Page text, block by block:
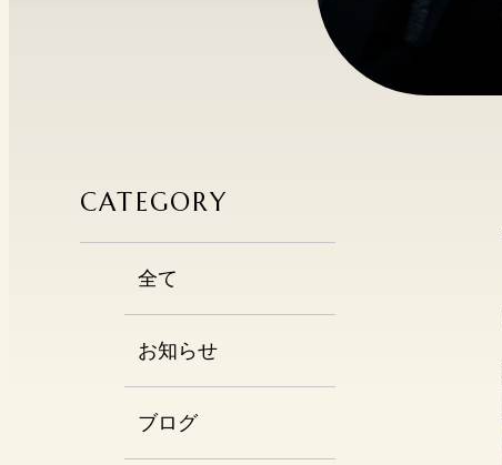
CATEGORY
全て
お知らせ
ブログ